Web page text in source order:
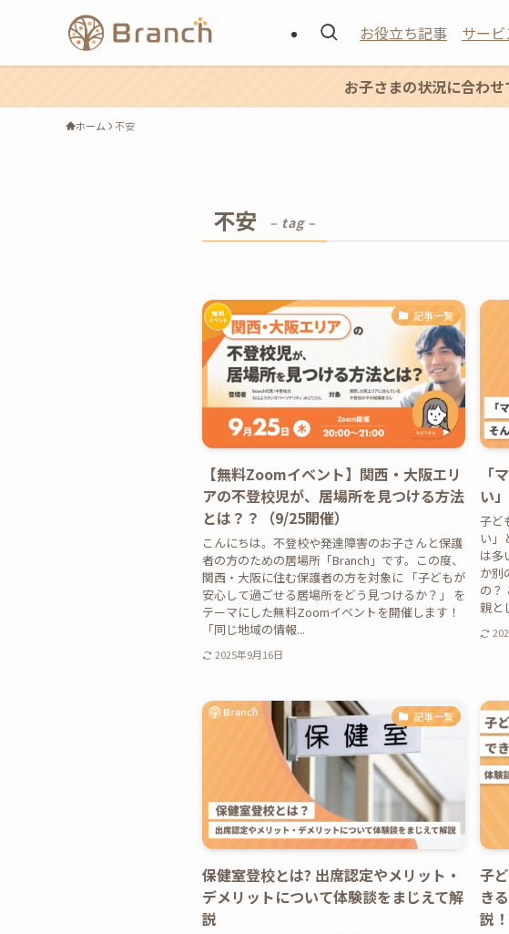
お役立ち記事 サービ
お子さまの状況に合わ
ホーム 不安
不安 – tag –
記事一覧
【無料Zoomイベント】関西・大阪エリ
アの不登校児が、居場所を見つける方法
とは？？（9/25開催）
こんにちは。不登校や発達障害のお子さんと保護
者の方のための居場所「Branch」です。この度、
関西・大阪に住む保護者の方を対象に 「子どもが
安心して過ごせる居場所をどう見つけるか？」 を
テーマにした無料Zoomイベントを開催します！
「同じ地域の情報...
2025年9月16日
「
い
子ど
い」
は多
か別
の？
親と
記事一覧
保健室登校とは? 出席認定やメリット・
デメリットについて体験談をまじえて解
説
子
き
説！